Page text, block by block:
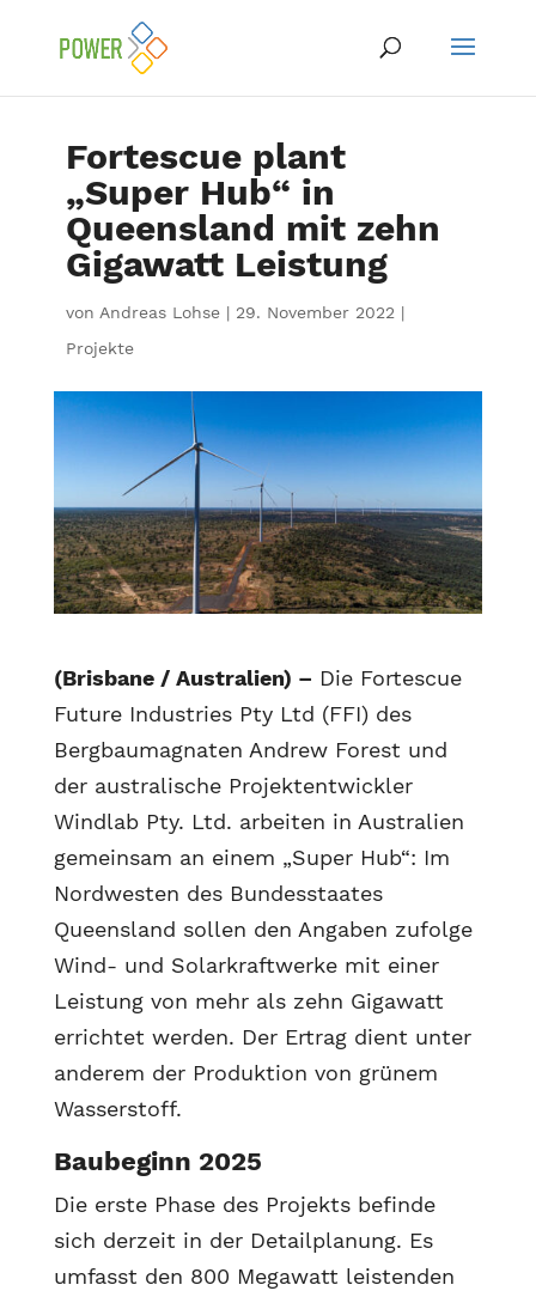
Fortescue plant
„Super Hub“ in
Queensland mit zehn
Gigawatt Leistung
von Andreas Lohse| 29. November 2022 |
Projekte
(Brisbane / Australien) – Die Fortescue
Future Industries Pty Ltd (FFI) des
Bergbaumagnaten Andrew Forest und
der australische Projektentwickler
Windlab Pty. Ltd. arbeiten in Australien
gemeinsam an einem „Super Hub“: Im
Nordwesten des Bundesstaates
Queensland sollen den Angaben zufolge
Wind- und Solarkraftwerke mit einer
Leistung von mehr als zehn Gigawatt
errichtet werden. Der Ertrag dient unter
anderem der Produktion von grünem
Wasserstoff.
Baubeginn 2025
Die erste Phase des Projekts befinde
sich derzeit in der Detailplanung. Es
umfasst den 800 Megawatt leistenden